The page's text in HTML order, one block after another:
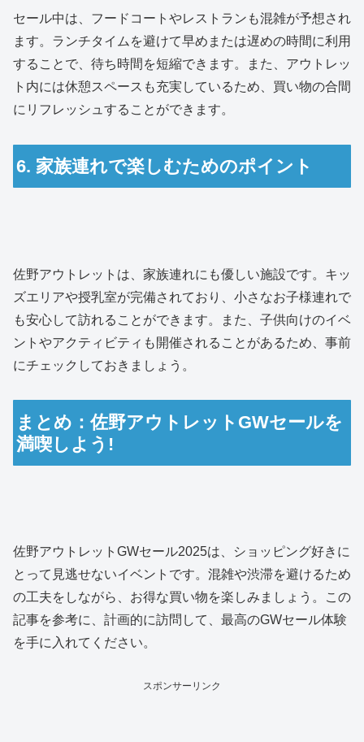
セール中は、フードコートやレストランも混雑が予想され
ます。ランチタイムを避けて早めまたは遅めの時間に利用
することで、待ち時間を短縮できます。また、アウトレッ
ト内には休憩スペースも充実しているため、買い物の合間
にリフレッシュすることができます。
6. 家族連れで楽しむためのポイント
佐野アウトレットは、家族連れにも優しい施設です。キッ
ズエリアや授乳室が完備されており、小さなお子様連れで
も安心して訪れることができます。また、子供向けのイベ
ントやアクティビティも開催されることがあるため、事前
にチェックしておきましょう。
まとめ：佐野アウトレットGWセールを
満喫しよう!
佐野アウトレットGWセール2025は、ショッピング好きに
とって見逃せないイベントです。混雑や渋滞を避けるため
の工夫をしながら、お得な買い物を楽しみましょう。この
記事を参考に、計画的に訪問して、最高のGWセール体験
を手に入れてください。
スポンサーリンク